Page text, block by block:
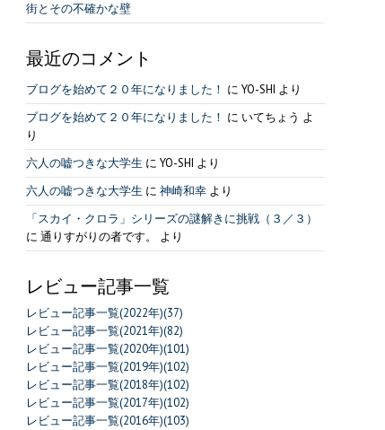
街とその不確かな壁
最近のコメント
ブログを始めて２０年になりました！ にYO-SHI より
ブログを始めて２０年になりました！ に いてちょう よ
り
六人の嘘つきな大学生 にYO-SHI より
六人の嘘つきな大学生 に神崎和幸 より
「スカイ・クロラ」シリーズの謎解きに挑戦（３／３）
に通りすがりの者です。 より
レビュー記事一覧
レビュー記事一覧(2022年)(37)
レビュー記事一覧(2021年)(82)
レビュー記事一覧(2020年)(101)
レビュー記事一覧(2019年)(102)
レビュー記事一覧(2018年)(102)
レビュー記事一覧(2017年)(102)
レビュー記事一覧(2016年)(103)